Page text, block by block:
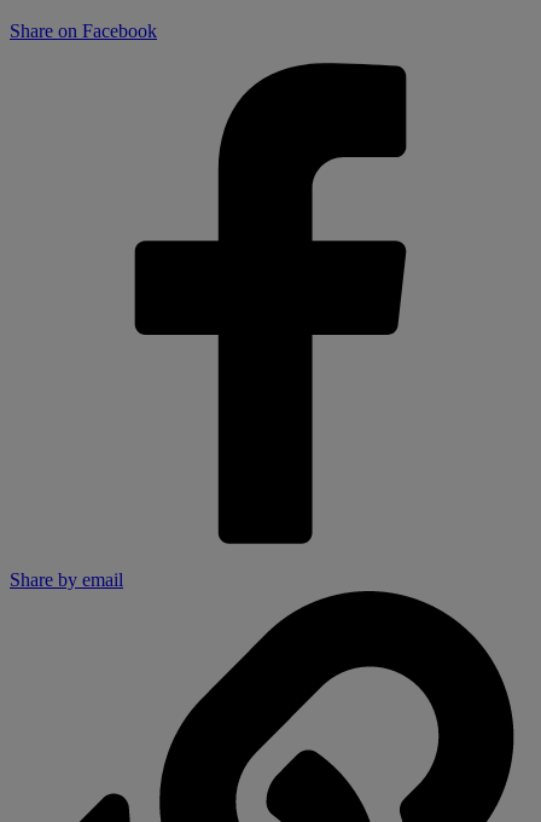
Share on Facebook
Share by email